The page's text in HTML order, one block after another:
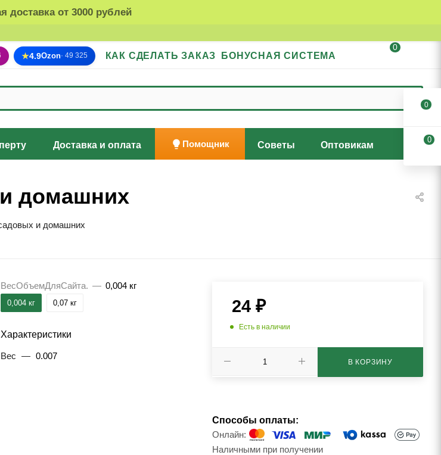
доставка от 3000 рублей
★4.9Ozon· 49 325 КАК СДЕЛАТЬ ЗАКАЗ БОНУСНАЯ СИСТЕМА
0
Доставка и оплата Помощник Советы Оптовикам
домашних
и домашних
ВесОбъемДляСайта. — 0,004 кг
0,004 кг 0,07 кг
Характеристики
Вес — 0.007
24₽
Есть в наличии
В КОРЗИНУ
Способы оплаты:
Онлайн:
Наличными при получении
0
0